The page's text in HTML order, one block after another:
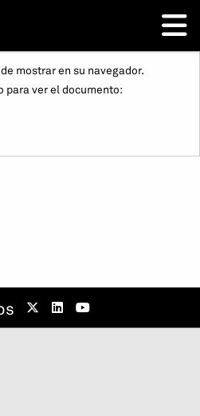
mostrar en su navegador.
para ver el documento: